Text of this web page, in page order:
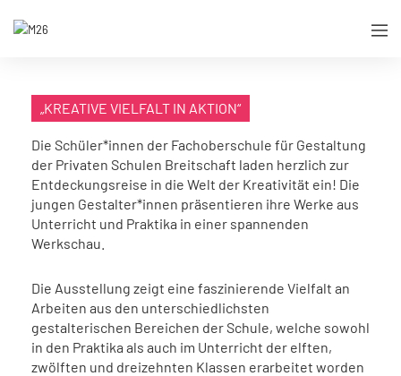
„KREATIVE VIELFALT IN AKTION“
Die Schüler*innen der Fachoberschule für Gestaltung
der Privaten Schulen Breitschaft laden herzlich zur
Entdeckungsreise in die Welt der Kreativität ein! Die
jungen Gestalter*innen präsentieren ihre Werke aus
Unterricht und Praktika in einer spannenden
Werkschau.
Die Ausstellung zeigt eine faszinierende Vielfalt an
Arbeiten aus den unterschiedlichsten
gestalterischen Bereichen der Schule, welche sowohl
in den Praktika als auch im Unterricht der elften,
zwölften und dreizehnten Klassen erarbeitet worden